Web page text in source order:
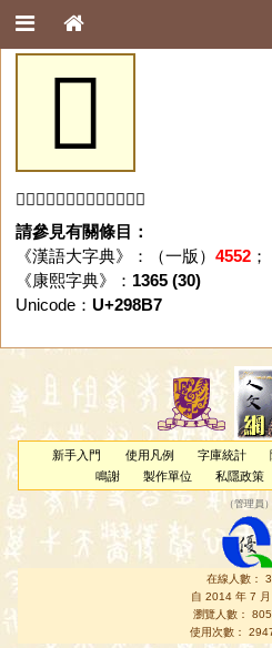
𩢷
「𩢷」字未收錄於本資料庫。
請參見有關條目：
《漢語大字典》：（一版） 4552；
《康熙字典》： 1365 (30)
Unicode： U+298B7
新手入門 使用凡例 字庫統計
鳴謝
製作單位 私隱政策
（管理員 ）
在線人數：
自 2014 年 7
瀏覽人數：
使用次數：